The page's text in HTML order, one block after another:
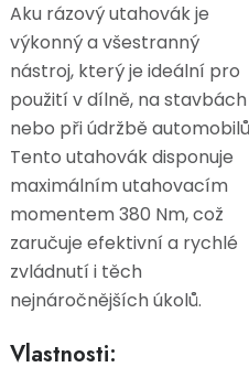
Aku rázový utahovák je
výkonný a všestranný
nástroj, který je ideální pro
použití v dílně, na stavbách
nebo při údržbě
Tento utahovák disponuje
maximálním utahovacím
momentem 380 Nm, což
zaručuje efektivní a rychlé
zvládnutí i těch
nejnáročnějších úkolů.
Vlastnosti: